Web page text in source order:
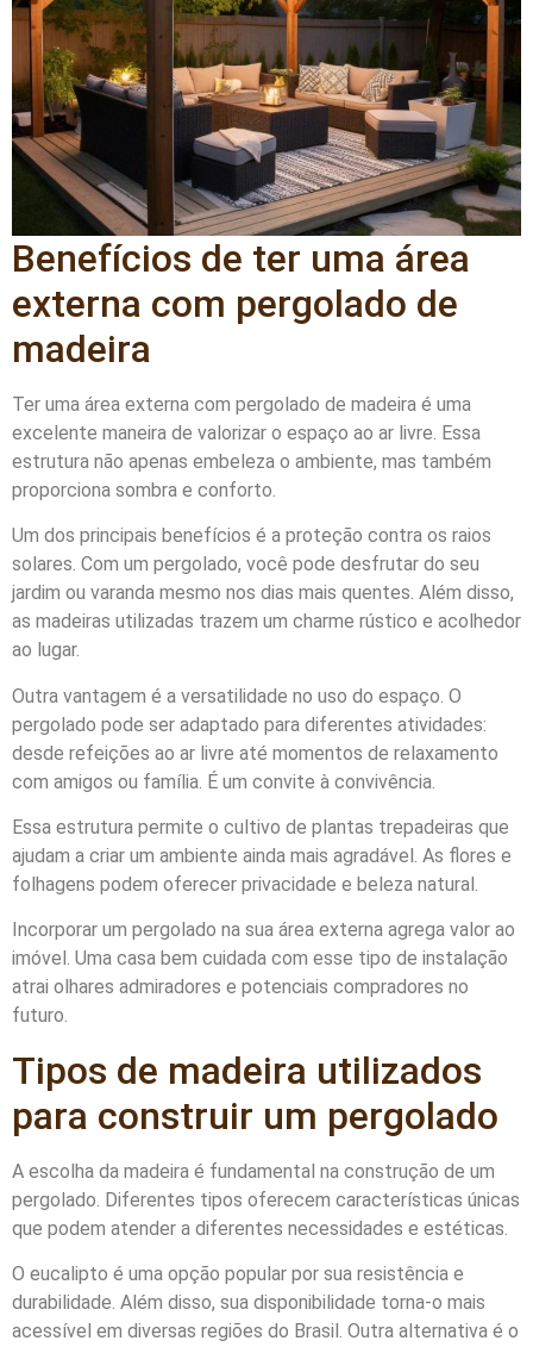
Benefícios de ter uma área
externa com pergolado de
madeira
Ter uma área externa com pergolado de madeira é uma
excelente maneira de valorizar o espaço ao ar livre. Essa
estrutura não apenas embeleza o ambiente, mas também
proporciona sombra e conforto.
Um dos principais benefícios é a proteção contra os raios
solares. Com um pergolado, você pode desfrutar do seu
jardim ou varanda mesmo nos dias mais quentes. Além disso,
as madeiras utilizadas trazem um charme rústico e acolhedor
ao lugar.
Outra vantagem é a versatilidade no uso do espaço. O
pergolado pode ser adaptado para diferentes atividades:
desde refeições ao ar livre até momentos de relaxamento
com amigos ou família. É um convite à convivência.
Essa estrutura permite o cultivo de plantas trepadeiras que
ajudam a criar um ambiente ainda mais agradável. As flores e
folhagens podem oferecer privacidade e beleza natural.
Incorporar um pergolado na sua área externa agrega valor ao
imóvel. Uma casa bem cuidada com esse tipo de instalação
atrai olhares admiradores e potenciais compradores no
futuro.
Tipos de madeira utilizados
para construir um pergolado
A escolha da madeira é fundamental na construção de um
pergolado. Diferentes tipos oferecem características únicas
que podem atender a diferentes necessidades e estéticas.
O eucalipto é uma opção popular por sua resistência e
durabilidade. Além disso, sua disponibilidade torna-o mais
acessível em diversas regiões do Brasil. Outra alternativa é o